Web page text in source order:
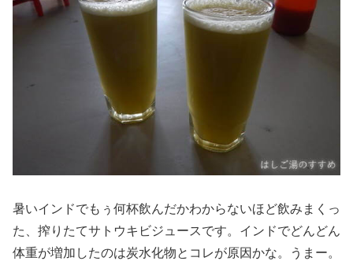
暑いインドでもぅ何杯飲んだかわからないほど飲みまくっ
た、搾りたてサトウキビジュースです。インドでどんどん
体重が増加したのは炭水化物とコレが原因かな。うまー。